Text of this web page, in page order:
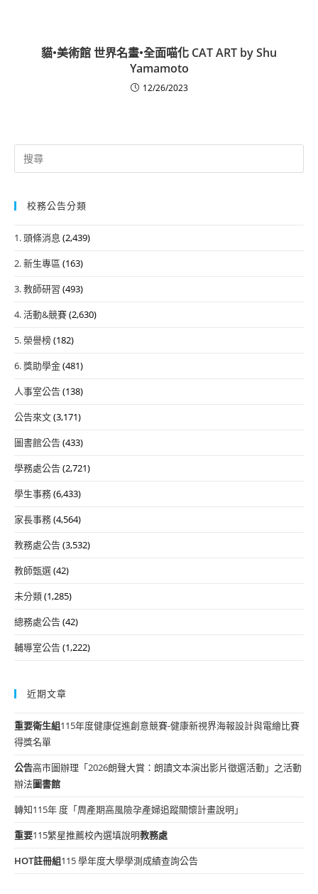
貓•美術館 世界名畫•全面喵化 CAT ART by Shu
Yamamoto
12/26/2023
Search
for:
校務公告分類
1. 頭條消息 (2,439)
2. 新生專區 (163)
3. 教師研習 (493)
4. 活動&競賽(2,630)
5. 榮譽榜(182)
6. 獎助學金(481)
人事室公告(138)
公告來文(3,171)
圖書館公告(433)
學務處公告(2,721)
學生事務(6,433)
家長事務(4,564)
教務處公告(3,532)
教師甄選(42)
未分類(1,285)
總務處公告(42)
輔導室公告(1,222)
近期文章
重要衛生組115年度健康促進創意競賽-健康新視界海報設計與電繪比賽
得獎名單
公告高市圖辦理「2026朗聲大賞：朗讀文本演出影片徵選活動」之活動
辦法圖書館
轉知115年 度「周產期高風險孕產婦追蹤關懷計畫說明」
重要115繁星推薦校內選填說明教務處
HOT註冊組115 學年度大學學測成績查詢公告